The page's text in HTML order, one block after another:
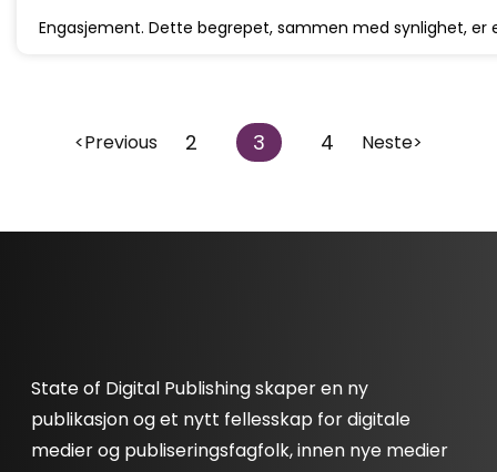
Engasjement. Dette begrepet, sammen med synlighet, er
<Previous 2 3 4 Neste>
State of Digital Publishing skaper en ny
publikasjon og et nytt fellesskap for digitale
medier og publiseringsfagfolk, innen nye medier